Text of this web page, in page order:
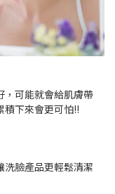
，可能就會給肌膚帶
積下來會更可怕!!
洗臉產品更輕鬆清潔